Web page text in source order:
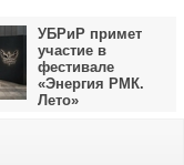
УБРиР примет
участие в
фестивале
«Энергия РМК.
Лето»